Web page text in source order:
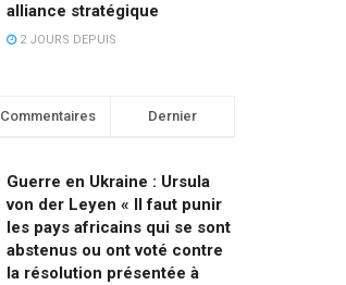
alliance stratégique
2 JOURS DEPUIS
Commentaires Dernier
Guerre en Ukraine : Ursula
von der Leyen « Il faut punir
les pays africains qui se sont
abstenus ou ont voté contre
la résolution présentée à